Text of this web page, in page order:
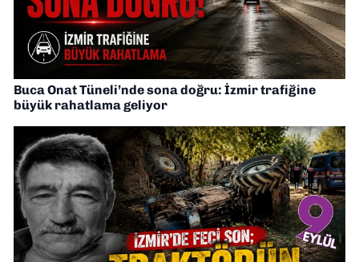
Buca Onat Tüneli’nde sona doğru: İzmir trafiğine
büyük rahatlama geliyor